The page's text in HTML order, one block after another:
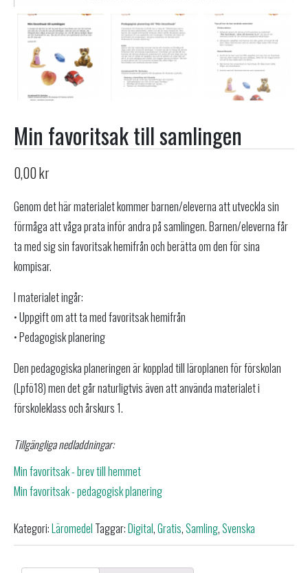
Min favoritsak till samlingen
0,00kr
Genom det här materialet kommer barnen/eleverna att utveckla sin
förmåga att våga prata inför andra på samlingen. Barnen/eleverna får
ta med sig sin favoritsak hemifrån och berätta om den för sina
kompisar.
I materialet ingår:
• Uppgift om att ta med favoritsak hemifrån
• Pedagogisk planering
Den pedagogiska planeringen är kopplad till läroplanen för förskolan
(Lpfö18) men det går naturligtvis även att använda materialet i
förskoleklass och årskurs 1.
Tillgängliga nedladdningar:
Min favoritsak - brev till hemmet
Min favoritsak - pedagogisk planering
Kategori:Läromedel Taggar:Digital,Gratis,Samling,Svenska